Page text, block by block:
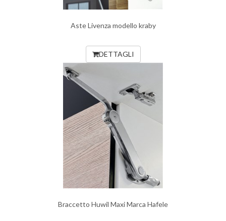
Aste Livenza modello kraby
DETTAGLI
Braccetto Huwil Maxi Marca Hafele